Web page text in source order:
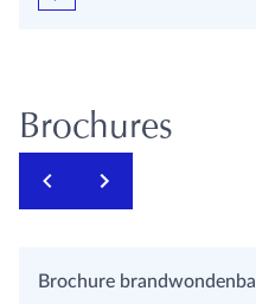
Brochures
Brochure